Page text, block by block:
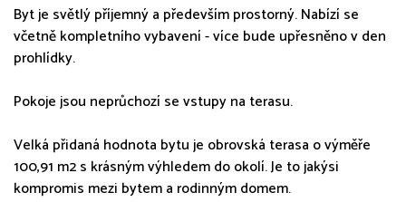
Byt je světlý příjemný a především prostorný. Nabízí se
včetně kompletního vybavení - více bude upřesněno v den
prohlídky.
Pokoje jsou neprůchozí se vstupy na terasu.
Velká přidaná hodnota bytu je obrovská terasa o výměře
100,91 m2 s krásným výhledem do okolí. Je to jakýsi
kompromis mezi bytem a rodinným domem.